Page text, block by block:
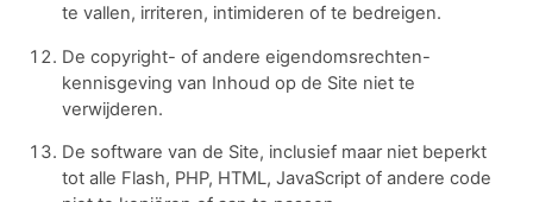
te vallen, irriteren, intimideren of te bedreigen.
De copyright- of andere eigendomsrechten-
kennisgeving van Inhoud op de Site niet te
verwijderen.
De software van de Site, inclusief maar niet beperkt
tot alle Flash, PHP, HTML, JavaScript of andere code